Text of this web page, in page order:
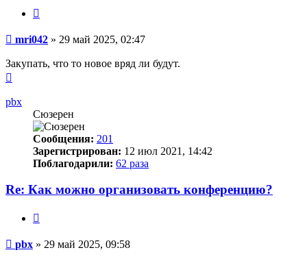
Сообщение
mri042 » 29 май 2025, 02:47
Закупать, что то новое вряд ли будут.
началу
pbx
Сюзерен
Сообщения: 201
Зарегистрирован: 12 июл 2021, 14:42
Поблагодарили: 62 раза
Re: Как можно организовать конференцию?
Сообщение
pbx » 29 май 2025, 09:58